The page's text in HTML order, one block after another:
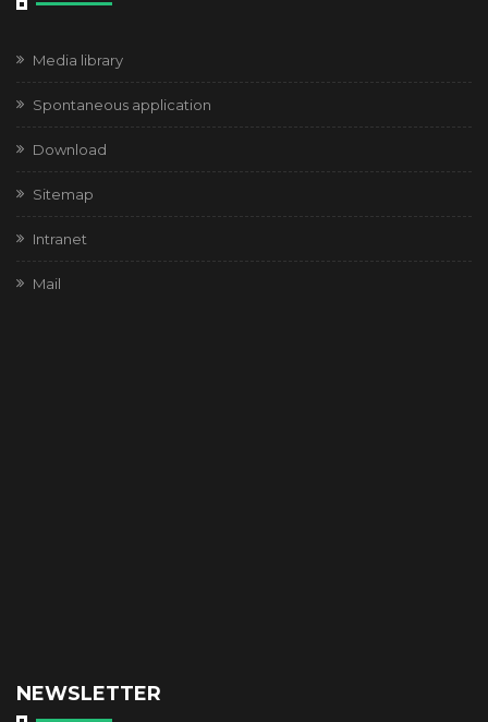
Media library
Spontaneous application
Download
Sitemap
Intranet
Mail
NEWSLETTER